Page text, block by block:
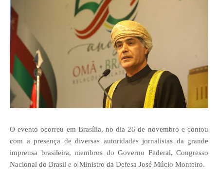
O evento ocorreu em Brasília, no dia 26 de novembro e contou
com a presença de diversas autoridades jornalistas da grande
imprensa brasileira, membros do Governo Federal, Congresso
Nacional do Brasil e o Ministro da Defesa José Múcio Monteiro.